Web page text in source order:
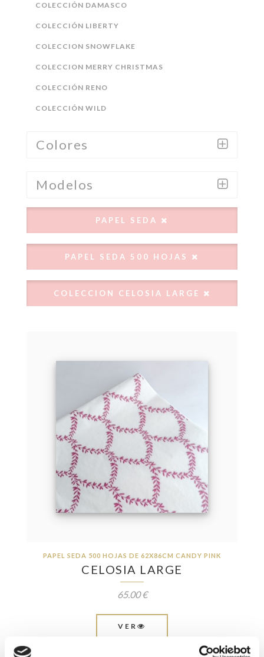
COLECCIÓN DAMASCO
COLECCIÓN LIBERTY
COLECCION SNOWFLAKE
COLECCION MERRY CHRISTMAS
COLECCIÓN RENO
COLECCIÓN WILD
Colores
Modelos
PAPEL SEDA
PAPEL SEDA 500 HOJAS
COLECCION CELOSIA LARGE
PAPEL SEDA 500 HOJAS DE 62X86CM CANDY PINK
CELOSIA LARGE
65.00 €
VER